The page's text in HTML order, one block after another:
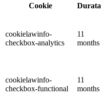
Cookie
Durata
cookielawinfo-
checkbox-analytics
11
months
cookielawinfo-
checkbox-functional
11
months